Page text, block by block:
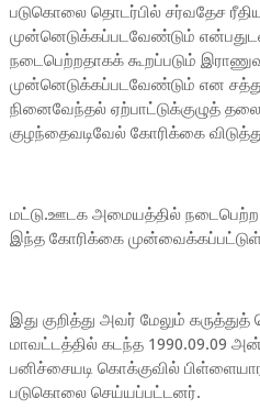
படுகொலை தொடர்பில் சர்வதேச
முன்னெடுக்கப்படவேண்டும்
நடைபெற்றதாகக் கூறப்படும்
முன்னெடுக்கப்படவேண்டும் என
நினைவேந்தல் ஏற்பாட்டுக்குழுத்
குழந்தைவடிவேல் கோரிக்கை
மட்டு.ஊடக அமையத்தில் நடைபெற்ற
இந்த கோரிக்கை
இது குறித்து அவர் மேலும்
மாவட்டத்தில் கடந்த 1990.09.09
பனிச்சையடி கொக்குவில்
படுகொலை செய்யப்பட்டனர்.